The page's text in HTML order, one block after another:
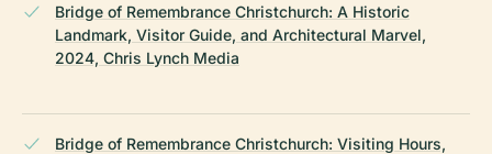
Bridge of Remembrance Christchurch: A Historic
Landmark, Visitor Guide, and Architectural Marvel,
2024, Chris Lynch Media
Bridge of Remembrance Christchurch: Visiting Hours,